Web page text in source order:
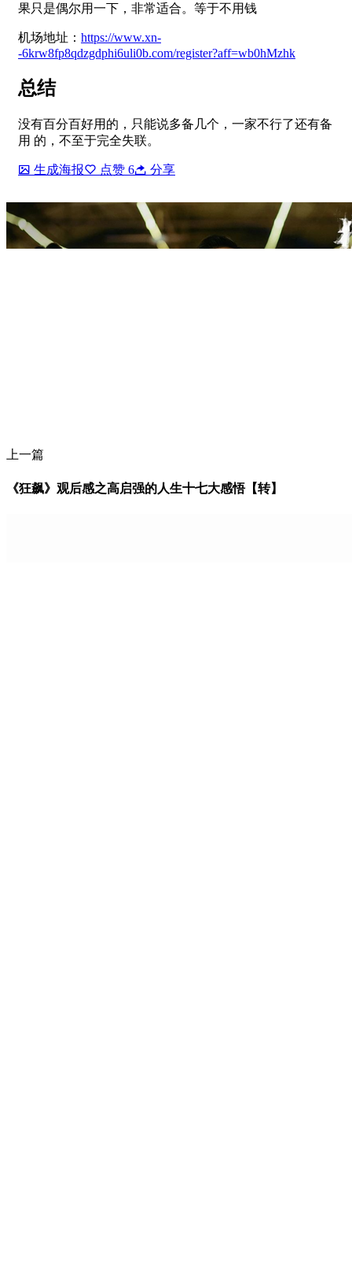
果只是偶尔用一下，非常适合。等于不用钱
机场地址： https://www.xn-
-6krw8fp8qdzgdphi6uli0b.com/register?aff=wb0hMzhk
总结
没有百分百好用的，只能说多备几个，一家不行了还有备
用 的，不至于完全失联。
生成海报 点赞 6 分享
上一篇
《狂飙》观后感之高启强的人生十七大感悟【转】